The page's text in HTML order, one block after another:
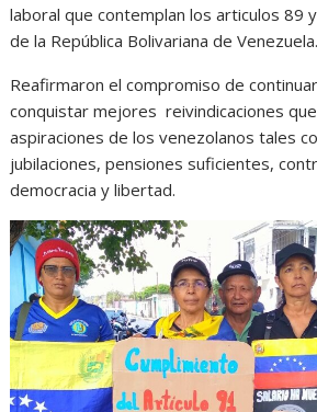
laboral que contemplan los articulos 89
de la República Bolivariana de Venezuela.
Reafirmaron el compromiso de
conquistar mejores reivindicaciones
aspiraciones de los venezolanos tales
jubilaciones, pensiones suficientes,
democracia y libertad.